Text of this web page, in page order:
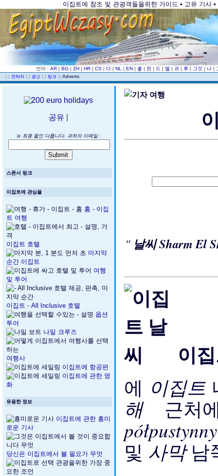
이집트에 참조 및 관광객들을위한 가이드 • 고유 기사
언어 : AR | BG | ZH | HR | CS | 다 | NL | EN | 좋 | 천 | 드 | 엘 | 과 | 후 | 그것 | 나 |
: : 연락처 : : 광고 : : 링크 :: Adverts
공유
뉴 최종 할인 다룹니다. 귀하의 이메일 :
스폰서 링크
이집트에 관심을
홈 - 이집
트 여행
이집트 호텔
마지막
순간 이집트
여행
및 투어
이집트 - All Inclusive 호텔
옵션
투어
나일 크루즈
여행사
이집트에 항공편
이집트에 관한 영
화
유용한 정보
이집트에 관한 흥미
로운 기사
당신은 이집트에서 볼 필요가 무엇
" 날씨 Sharm El
이
에 이집트
해 근
및 사막남